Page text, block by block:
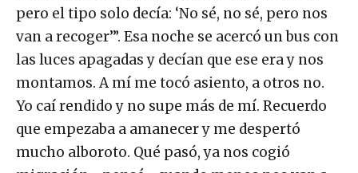
pero el tipo solo decía: ‘No sé, no sé, pero nos
van a recoger’”. Esa noche se acercó un bus con
las luces apagadas y decían que ese era y nos
montamos. A mí me tocó asiento, a otros no.
Yo caí rendido y no supe más de mí. Recuerdo
que empezaba a amanecer y me despertó
mucho alboroto. Qué pasó, ya nos cogió